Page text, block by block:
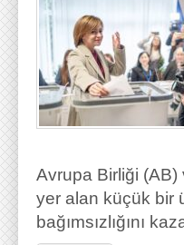
Avrupa Birliği (AB)
yer alan küçük bir
bağımsızlığını